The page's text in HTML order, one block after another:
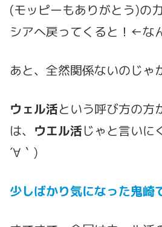
(モッピーもありがとう)の
シアへ戻ってくると！←な
あと、全然関係ないのじゃ
ウェル活という呼び方の方
は、 ウエル活じゃと言いに
´∀｀)
少しばかり気になった鬼崎